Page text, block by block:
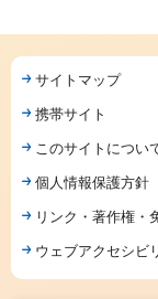
サイトマップ
携帯サイト
このサイトについ
個人情報保護方針
リンク・著作権・
ウェブアクセシビ